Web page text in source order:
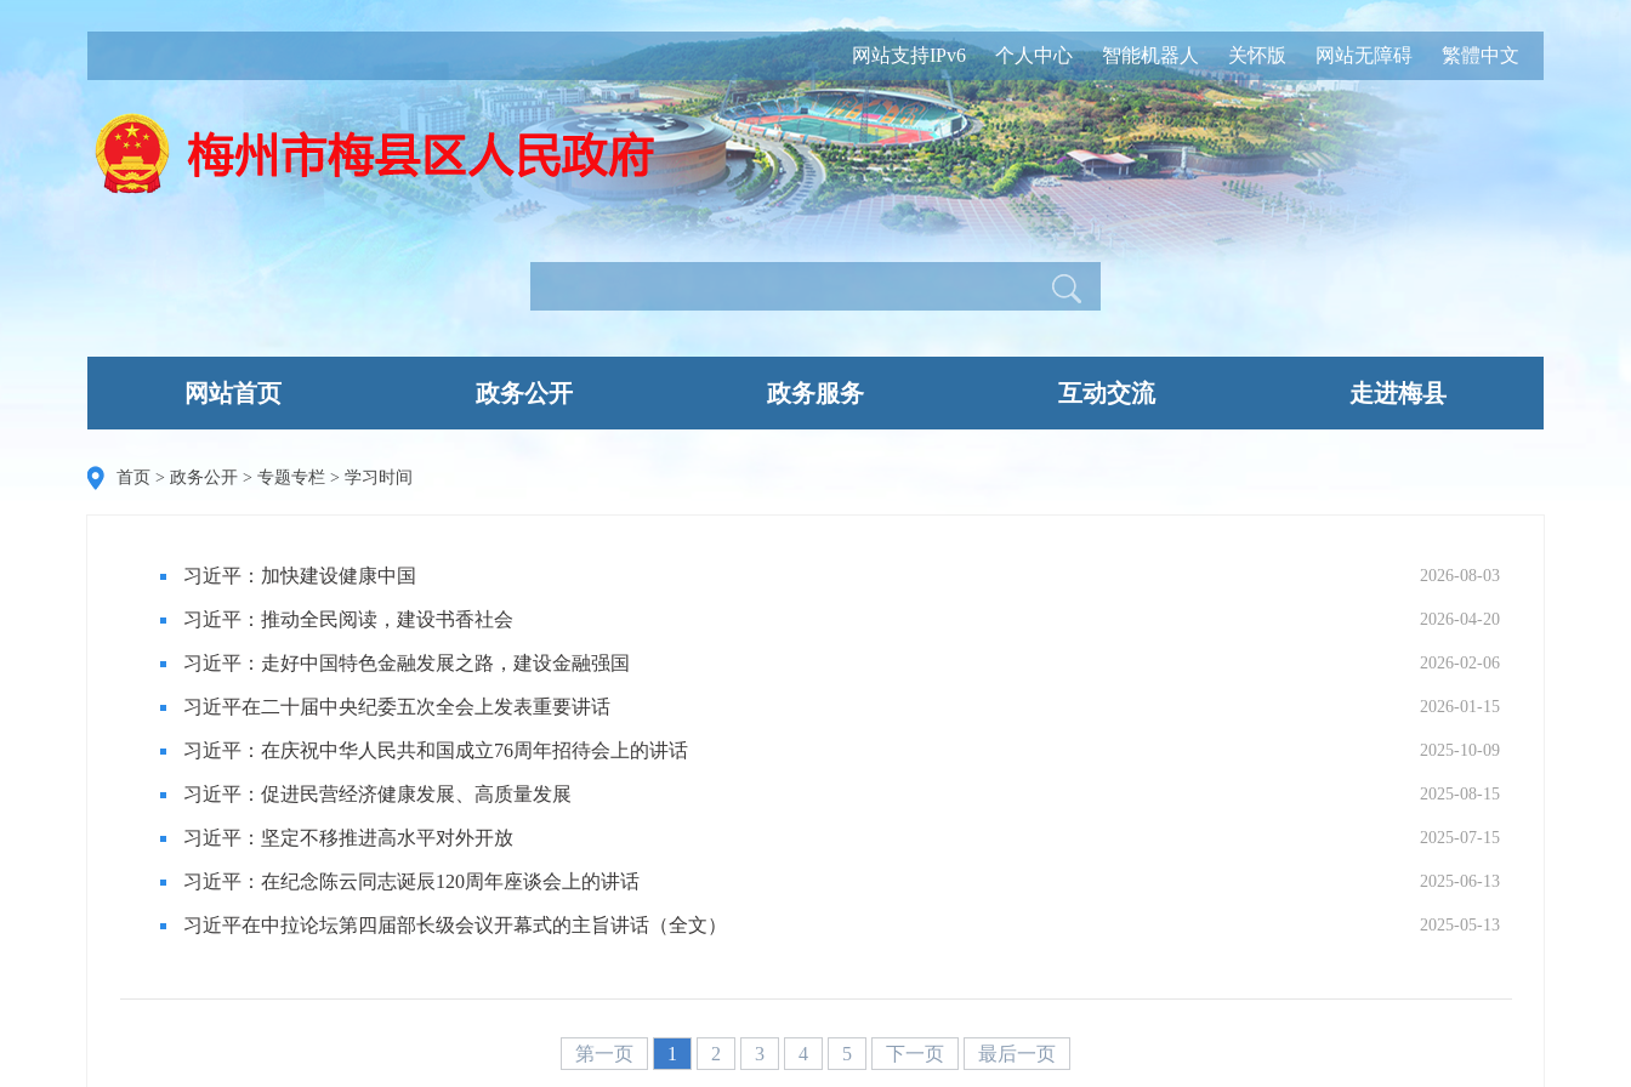
繁體中文
网站无障碍
关怀版
智能机器人
个人中心
网站支持IPv6
网站首页 政务公开 政务服务 互动交流 走进梅县
首页 > 政务公开 > 专题专栏 > 学习时间
习近平：加快建设健康中国 2026-08-03
习近平：推动全民阅读，建设书香社会 2026-04-20
习近平：走好中国特色金融发展之路，建设金融强国 2026-02-06
习近平在二十届中央纪委五次全会上发表重要讲话 2026-01-15
习近平：在庆祝中华人民共和国成立76周年招待会上的讲话 2025-10-09
习近平：促进民营经济健康发展、高质量发展 2025-08-15
习近平：坚定不移推进高水平对外开放 2025-07-15
习近平：在纪念陈云同志诞辰120周年座谈会上的讲话 2025-06-13
习近平在中拉论坛第四届部长级会议开幕式的主旨讲话（全文） 2025-05-13
第一页 1 2 3 4 5 下一页 最后一页